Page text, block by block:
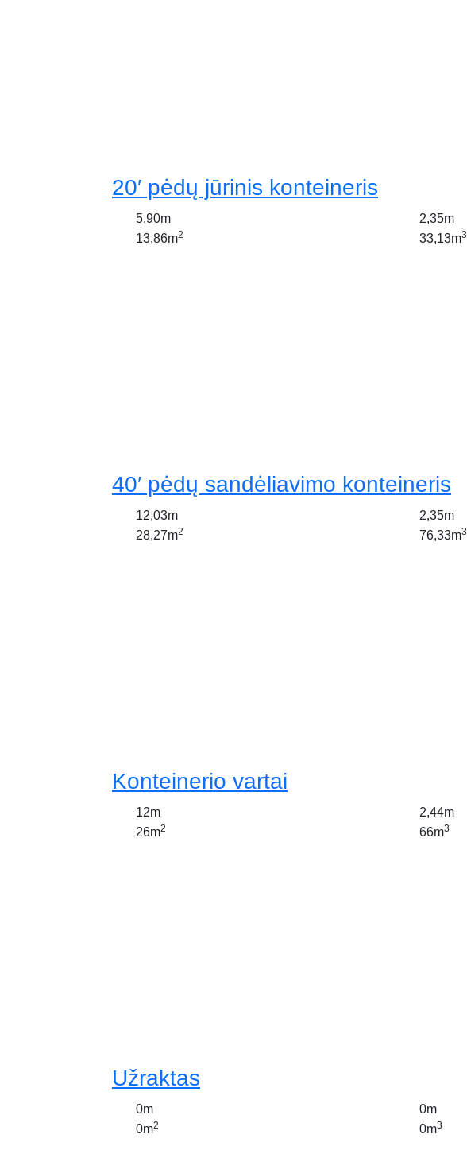
20′ pėdų jūrinis konteineris
5,90m 2,35m
13,86m2 33,13m3
40′ pėdų sandėliavimo konteineris
12,03m 2,35m
28,27m2 76,33m3
Konteinerio vartai
12m 2,44m
26m2 66m3
Užraktas
0m 0m
0m2 0m3